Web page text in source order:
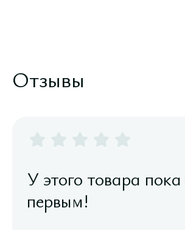
Отзывы
У этого товара
первым!